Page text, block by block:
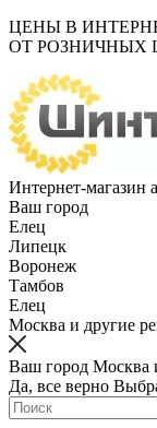
ЦЕНЫ В
ОТ РОЗНИЧНЫХ
Интернет-магазин
Ваш город
Елец
Липецк
Воронеж
Тамбов
Елец
Москва и другие
Ваш город Москва
Да, все верно